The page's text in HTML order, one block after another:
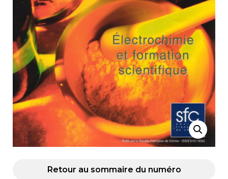
Retour au sommaire du numéro